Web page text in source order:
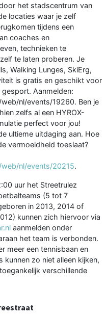
het stadscentrum van
locaties waar je zelf
tijdens een
coaches en
technieken te
te laten proberen. Je
Walking Lunges, SkiErg,
is gratis en geschikt voor
Aanmelden:
nl/events/19260. Ben je
zelfs al een HYROX-
perfect voor jou!
ultieme uitdaging aan. Hoe
vermoeidheid toeslaat?
nl/events/20215.
uur het Streetrulez
(5 tot 7
in 2013, 2014 of
kunnen zich hiervoor via
aanmelden onder
het team is verbonden.
meer een tennisbaan en
zo niet alleen kijken,
verschillende